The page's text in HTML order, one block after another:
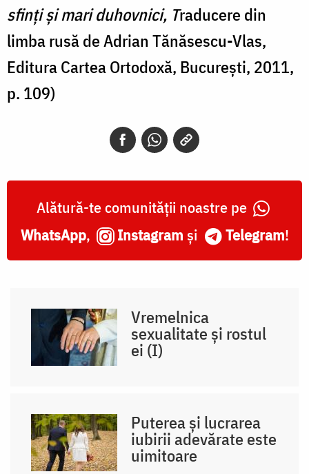
sfinţi şi mari duhovnici, Traducere din
limba rusă de Adrian Tănăsescu-Vlas,
Editura Cartea Ortodoxă, Bucureşti, 2011,
p. 109)
Alătură-te comunității noastre pe
WhatsApp, Instagram și Telegram!
Vremelnica
sexualitate și rostul
ei (I)
Puterea și lucrarea
iubirii adevărate este
uimitoare